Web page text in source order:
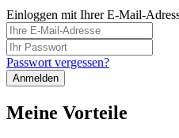
Einloggen mit Ihrer E-Mail-
Passwort vergessen?
Anmelden
Meine Vorteile